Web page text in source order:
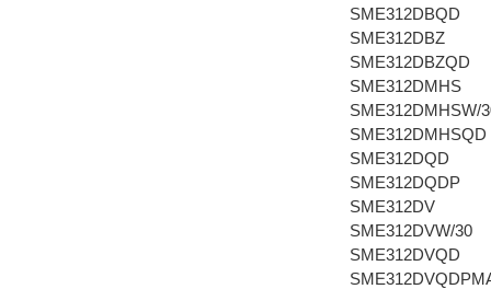
SME312DBQD
SME312DBZ
SME312DBZQD
SME312DMHS
SME312DMHSW/
SME312DMHSQD
SME312DQD
SME312DQDP
SME312DV
SME312DVW/30
SME312DVQD